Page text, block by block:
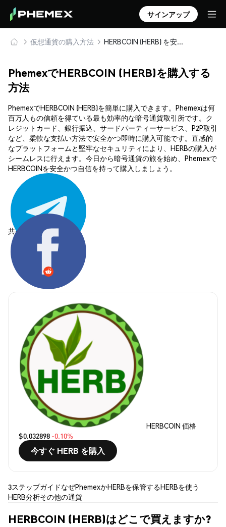
サインアップ
仮想通貨の購入方法 HERBCOIN (HERB) を安全に購入・保管
PhemexでHERBCOIN (HERB)を購入する
方法
PhemexでHERBCOIN (HERB)を簡単に購入できます。Phemexは何
百万人もの信頼を得ている最も効率的な暗号通貨取引所です。ク
レジットカード、銀行振込、サードパーティーサービス、P2P取引
など、柔軟な支払い方法で安全かつ即時に購入可能です。直感的
なプラットフォームと堅牢なセキュリティにより、HERBの購入が
シームレスに行えます。今日から暗号通貨の旅を始め、Phemexで
HERBCOINを安全かつ自信を持って購入しましょう。
共有する:
HERBCOIN 価格
$0.032898 -0.10%
今すぐ HERB を購入
3ステップガイドなぜPhemexかHERBを保管するHERBを使う
HERB分析その他の通貨
HERBCOIN (HERB)はどこで買えますか?